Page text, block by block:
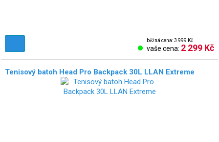
běžná cena: 3 999 Kč
vaše cena: 2 299 Kč
Tenisový batoh Head Pro Backpack 30L LLAN Extreme